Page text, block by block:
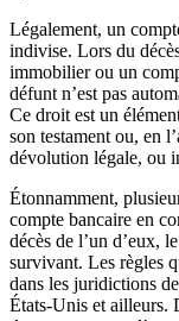
Légalement, un
indivise. Lors du
immobilier ou un
défunt n’est pas
Ce droit est un
son testament ou, en
dévolution légale, ou
Étonnamment,
compte bancaire en
décès de l’un d’eux,
survivant. Les règles
dans les juridictions
États-Unis et ailleurs.